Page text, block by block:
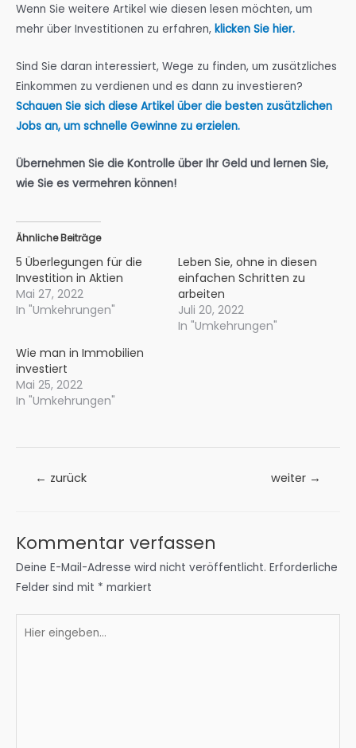
Wenn Sie weitere Artikel wie diesen lesen möchten, um
mehr über Investitionen zu erfahren, klicken Sie hier.
Sind Sie daran interessiert, Wege zu finden, um zusätzliches
Einkommen zu verdienen und es dann zu investieren?
Schauen Sie sich diese Artikel über die besten zusätzlichen
Jobs an, um schnelle Gewinne zu erzielen.
Übernehmen Sie die Kontrolle über Ihr Geld und lernen Sie,
wie Sie es vermehren können!
Ähnliche Beiträge
5 Überlegungen für die
Investition in Aktien
Mai 27, 2022
In "Umkehrungen"
Leben Sie, ohne in diesen
einfachen Schritten zu
arbeiten
Juli 20, 2022
In "Umkehrungen"
Wie man in Immobilien
investiert
Mai 25, 2022
In "Umkehrungen"
Beitrags-
← zurück weiter →
Kommentar verfassen
Deine E-Mail-Adresse wird nicht veröffentlicht. Erforderliche
Felder sind mit * markiert
eingeben…